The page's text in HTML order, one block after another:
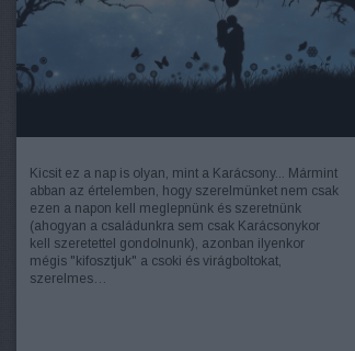
Kicsit ez a nap is olyan, mint a Karácsony... Mármint
abban az értelemben, hogy szerelmünket nem csak
ezen a napon kell meglepnünk és szeretnünk
(ahogyan a családunkra sem csak Karácsonykor
kell szeretettel gondolnunk), azonban ilyenkor
mégis "kifosztjuk" a csoki és virágboltokat,
szerelmes…